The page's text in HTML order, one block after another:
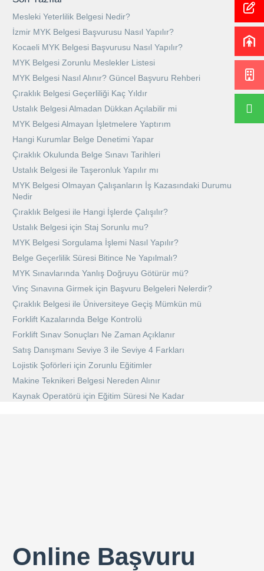
Mesleki Yeterlilik Belgesi Nedir?
İzmir MYK Belgesi Başvurusu Nasıl Yapılır?
Kocaeli MYK Belgesi Başvurusu Nasıl Yapılır?
MYK Belgesi Zorunlu Meslekler Listesi
MYK Belgesi Nasıl Alınır? Güncel Başvuru Rehberi
Çıraklık Belgesi Geçerliliği Kaç Yıldır
Ustalık Belgesi Almadan Dükkan Açılabilir mi
MYK Belgesi Almayan İşletmelere Yaptırım
Hangi Kurumlar Belge Denetimi Yapar
Çıraklık Okulunda Belge Sınavı Tarihleri
Ustalık Belgesi ile Taşeronluk Yapılır mı
MYK Belgesi Olmayan Çalışanların İş Kazasındaki Durumu
Nedir
Çıraklık Belgesi ile Hangi İşlerde Çalışılır?
Ustalık Belgesi için Staj Sorunlu mu?
MYK Belgesi Sorgulama İşlemi Nasıl Yapılır?
Belge Geçerlilik Süresi Bitince Ne Yapılmalı?
MYK Sınavlarında Yanlış Doğruyu Götürür mü?
Vinç Sınavına Girmek için Başvuru Belgeleri Nelerdir?
Çıraklık Belgesi ile Üniversiteye Geçiş Mümkün mü
Forklift Kazalarında Belge Kontrolü
Forklift Sınav Sonuçları Ne Zaman Açıklanır
Satış Danışmanı Seviye 3 ile Seviye 4 Farkları
Lojistik Şoförleri için Zorunlu Eğitimler
Makine Teknikeri Belgesi Nereden Alınır
Kaynak Operatörü için Eğitim Süresi Ne Kadar
Online Başvuru